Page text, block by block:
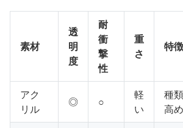
素材
透
明
度
耐
衝
撃
性
重
さ
特徴
アク
リル
◎ ○
軽
い
種
高め